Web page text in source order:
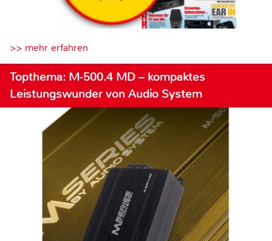
>> mehr erfahren
Topthema: M-500.4 MD – kompaktes
Leistungswunder von Audio System